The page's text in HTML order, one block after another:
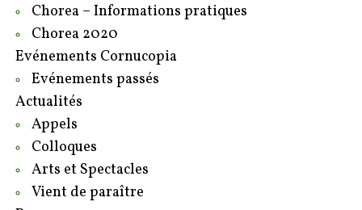
Chorea – Informations pratiques
Chorea 2020
Evénements Cornucopia
Evénements passés
Actualités
Appels
Colloques
Arts et Spectacles
Vient de paraître